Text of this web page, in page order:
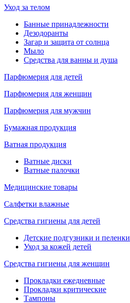
Уход за телом
Банные принадлежности
Дезодоранты
Загар и защита от солнца
Мыло
Средства для ванны и душа
Парфюмерия для детей
Парфюмерия для женщин
Парфюмерия для мужчин
Бумажная продукция
Ватная продукция
Ватные диски
Ватные палочки
Медицинские товары
Салфетки влажные
Средства гигиены для детей
Детские подгузники и пеленки
Уход за кожей детей
Средства гигиены для женщин
Прокладки ежедневные
Прокладки критические
Тампоны